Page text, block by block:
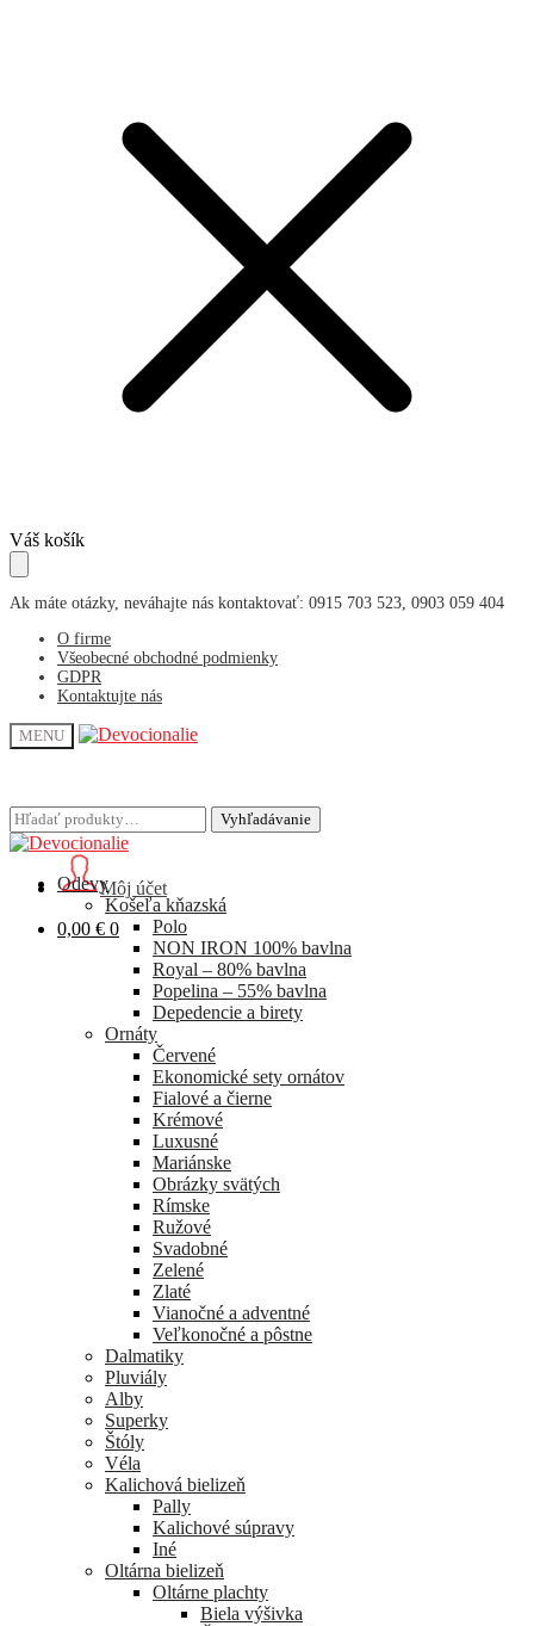
Skip
to
navigation
Skip
to
content
Váš košík
Ak máte otázky, neváhajte nás kontaktovať: 0915 703 523, 0903 059 404
O firme
Všeobecné obchodné podmienky
GDPR
Kontaktujte nás
MENU
Hľadať: Vyhľadávanie
Môj účet
0,00 € 0
Hľadať: Vyhľadávanie
Odevy
Košeľa kňazská
Polo
NON IRON 100% bavlna
Royal – 80% bavlna
Popelina – 55% bavlna
Depedencie a birety
Ornáty
Červené
Ekonomické sety ornátov
Fialové a čierne
Krémové
Luxusné
Mariánske
Obrázky svätých
Rímske
Ružové
Svadobné
Zelené
Zlaté
Vianočné a adventné
Veľkonočné a pôstne
Dalmatiky
Pluviály
Alby
Superky
Štóly
Véla
Kalichová bielizeň
Pally
Kalichové súpravy
Iné
Oltárna bielizeň
Oltárne plachty
Biela výšivka